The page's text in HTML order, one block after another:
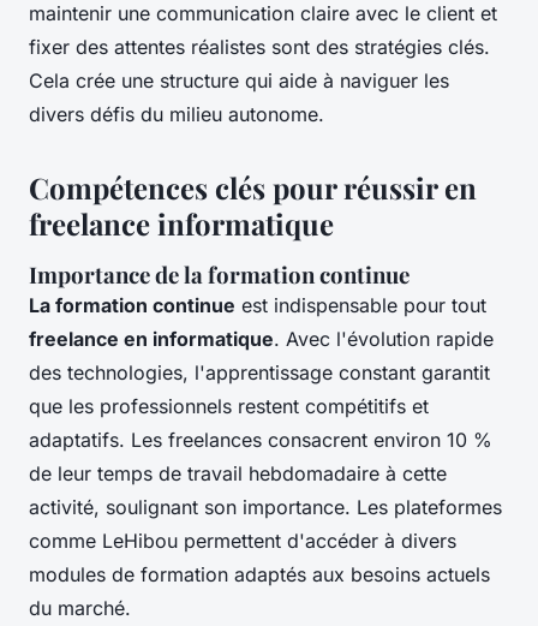
maintenir une communication claire avec le client et
fixer des attentes réalistes sont des stratégies clés.
Cela crée une structure qui aide à naviguer les
divers défis du milieu autonome.
Compétences clés pour réussir en
freelance informatique
Importance de la formation continue
La formation continue est indispensable pour tout
freelance en informatique. Avec l'évolution rapide
des technologies, l'apprentissage constant garantit
que les professionnels restent compétitifs et
adaptatifs. Les freelances consacrent environ 10 %
de leur temps de travail hebdomadaire à cette
activité, soulignant son importance. Les plateformes
comme LeHibou permettent d'accéder à divers
modules de formation adaptés aux besoins actuels
du marché.